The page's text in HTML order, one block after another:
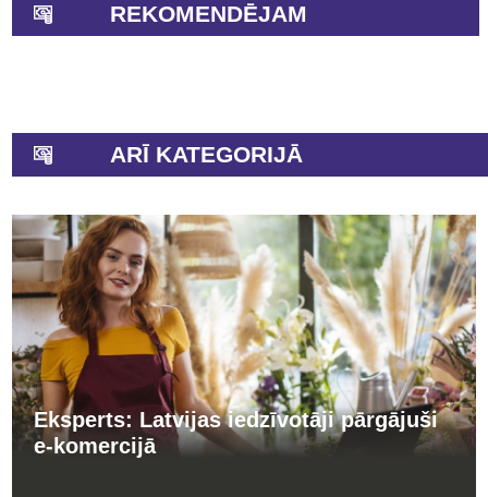
REKOMENDĒJAM
ARĪ KATEGORIJĀ
Eksperts: Latvijas iedzīvotāji pārgājuši
e-komercijā